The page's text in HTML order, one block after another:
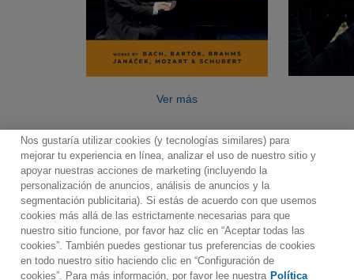
Ver más
Contacto Boletin informativo
Términos de Uso
Política de Privacidad
Mapa web
Política de cookies
Ajustes de Cookies
Nos gustaría utilizar cookies (y tecnologías similares) para
mejorar tu experiencia en línea, analizar el uso de nuestro sitio y
apoyar nuestras acciones de marketing (incluyendo la
personalización de anuncios, análisis de anuncios y la
segmentación publicitaria). Si estás de acuerdo con que usemos
cookies más allá de las estrictamente necesarias para que
nuestro sitio funcione, por favor haz clic en “Aceptar todas las
cookies”. También puedes gestionar tus preferencias de cookies
en todo nuestro sitio haciendo clic en “Configuración de
cookies”. Para más información, por favor lee nuestra Política